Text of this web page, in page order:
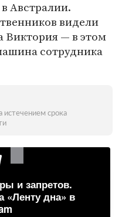
Австралии.
видели
Виктория — в этом
сотрудника
истечением срока
и запретов.
«Ленту дна» в